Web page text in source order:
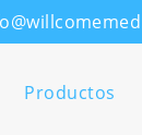
Productos